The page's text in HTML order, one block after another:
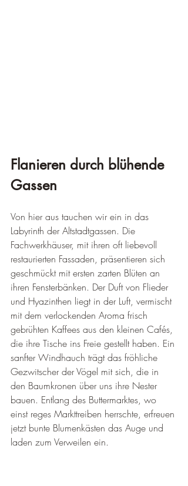
Flanieren durch blühende
Gassen
Von hier aus tauchen wir ein in das
Labyrinth der Altstadtgassen. Die
Fachwerkhäuser, mit ihren oft liebevoll
restaurierten Fassaden, präsentieren sich
geschmückt mit ersten zarten Blüten an
ihren Fensterbänken. Der Duft von Flieder
und Hyazinthen liegt in der Luft, vermischt
mit dem verlockenden Aroma frisch
gebrühten Kaffees aus den kleinen Cafés,
die ihre Tische ins Freie gestellt haben. Ein
sanfter Windhauch trägt das fröhliche
Gezwitscher der Vögel mit sich, die in
den Baumkronen über uns ihre Nester
bauen. Entlang des Buttermarktes, wo
einst reges Markttreiben herrschte, erfreuen
jetzt bunte Blumenkästen das Auge und
laden zum Verweilen ein.